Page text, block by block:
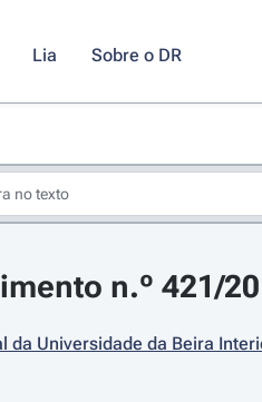
Lia Sobre o DR
n.º 421/
da Universidade da Beira